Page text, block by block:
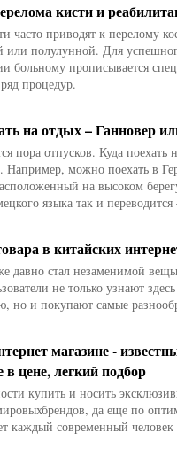
кисти и
часто приводят к перелому
или полулунной. Для
больному прописывается
процедур.
на отдых – Ганновер
пора отпусков. Куда поехать
Например, можно поехать в
на высоком
языка так и
в китайских
давно стал незаменимой
не только узнают
но и покупают самые
магазине -
в цене, легкий подбор
купить и носить
да еще по
каждый современный человек